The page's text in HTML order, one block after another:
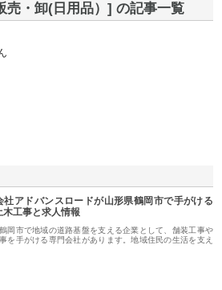
売・卸(日用品）] の記事一覧
社アドバンスロードが山形県鶴岡市で手がける
木工事と求人情報
岡市で地域の道路基盤を支える企業として、舗装工事や
を手がける専門会社があります。地域住民の生活を支え